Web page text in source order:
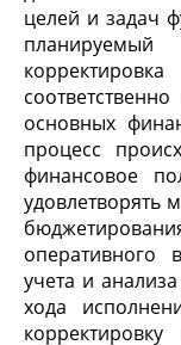
целей и задач
основных
процесс
финансовое
удовлетворять
оперативного
учета и
хода